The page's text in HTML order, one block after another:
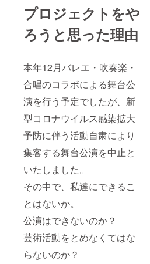
プロジェクトをや
ろうと思った理由
本年12月バレエ・吹奏楽・
合唱のコラボによる舞台公
演を行う予定でしたが、新
型コロナウイルス感染拡大
予防に伴う活動自粛により
集客する舞台公演を中止と
いたしました。
その中で、私達にできるこ
とはないか。
公演はできないのか？
芸術活動をとめなくてはな
らないのか？